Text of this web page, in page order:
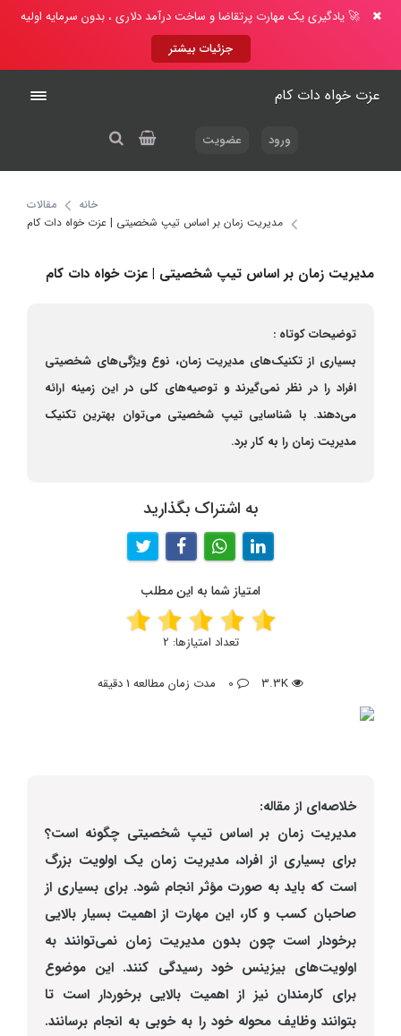
🚀 یادگیری یک مهارت پرتقاضا و ساخت درآمد دلاری ، بدون سرمایه اولیه
جزئیات بیشتر
عزت خواه دات کام
ورود عضویت
خانه
مقالات
مدیریت زمان بر اساس تیپ شخصیتی | عزت خواه دات کام
مدیریت زمان بر اساس تیپ شخصیتی | عزت خواه دات کام
توضیحات کوتاه :
بسیاری از تکنیک‌های مدیریت زمان، نوع ویژگی‌های شخصیتی
افراد را در نظر نمی‌گیرند و توصیه‌های کلی در این زمینه ارائه
می‌دهند. با شناسایی تیپ شخصیتی می‌توان بهترین تکنیک
مدیریت زمان را به کار برد.
به اشتراک بگذارید
امتیاز شما به این مطلب
تعداد امتیازها: 2
مدت زمان مطالعه 1 دقیقه
خلاصه‌ای از مقاله:
مدیریت زمان بر اساس تیپ شخصیتی چگونه است؟
برای بسیاری از افراد، مدیریت زمان یک اولویت بزرگ
است که باید به صورت مؤثر انجام شود. برای بسیاری از
صاحبان کسب و کار، این مهارت از اهمیت بسیار بالایی
برخودار است چون بدون مدیریت زمان نمی‌توانند به
اولویت‌های بیزینس خود رسیدگی کنند. این موضوع
برای کارمندان نیز از اهمیت بالایی برخوردار است تا
بتوانند وظایف محوله خود را به خوبی به انجام برسانند.